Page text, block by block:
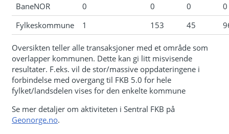
BaneNOR
0 0 0
0
Fylkeskommune
1 153 45
Oversikten teller alle transaksjoner med et område som
overlapper kommunen. Dette kan gi litt misvisende
resultater. F.eks. vil de stor/massive oppdateringene i
forbindelse med overgang til FKB 5.0 for hele
fylket/landsdelen vises for den enkelte kommune
Se mer detaljer om aktiviteten i Sentral FKB på
Geonorge.no.